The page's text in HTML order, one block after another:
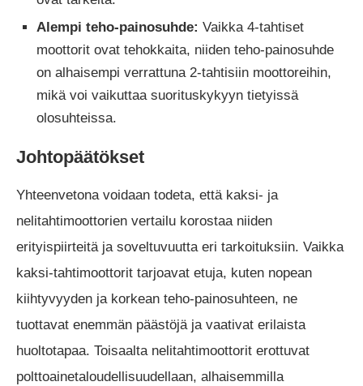
Alempi teho-painosuhde: Vaikka 4-tahtiset
moottorit ovat tehokkaita, niiden teho-painosuhde
on alhaisempi verrattuna 2-tahtisiin moottoreihin,
mikä voi vaikuttaa suorituskykyyn tietyissä
olosuhteissa.
Johtopäätökset
Yhteenvetona voidaan todeta, että kaksi- ja
nelitahtimoottorien vertailu korostaa niiden
erityispiirteitä ja soveltuvuutta eri tarkoituksiin. Vaikka
kaksi-tahtimoottorit tarjoavat etuja, kuten nopean
kiihtyvyyden ja korkean teho-painosuhteen, ne
tuottavat enemmän päästöjä ja vaativat erilaista
huoltotapaa. Toisaalta nelitahtimoottorit erottuvat
polttoainetaloudellisuudellaan, alhaisemmilla